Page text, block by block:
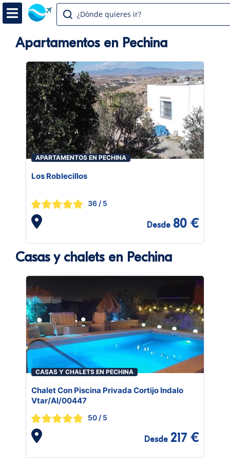
¿Dónde quieres ir?
Apartamentos en Pechina
APARTAMENTOS EN PECHINA
Los Roblecillos
36 / 5
Desde 80 €
Casas y chalets en Pechina
CASAS Y CHALETS EN PECHINA
Chalet Con Piscina Privada Cortijo Indalo
Vtar/Al/00447
50 / 5
Desde 217 €